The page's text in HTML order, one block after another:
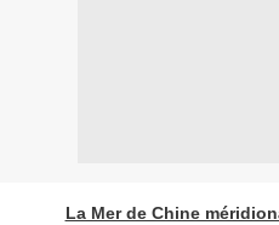
La Mer de Chine